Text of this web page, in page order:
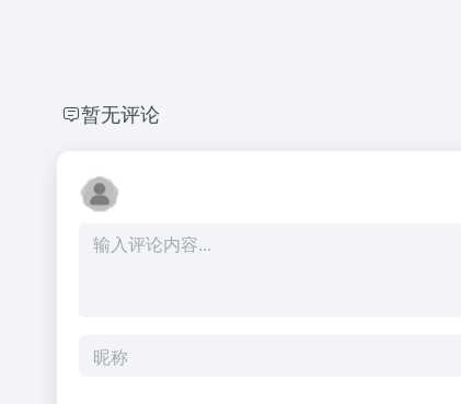
暂无评论